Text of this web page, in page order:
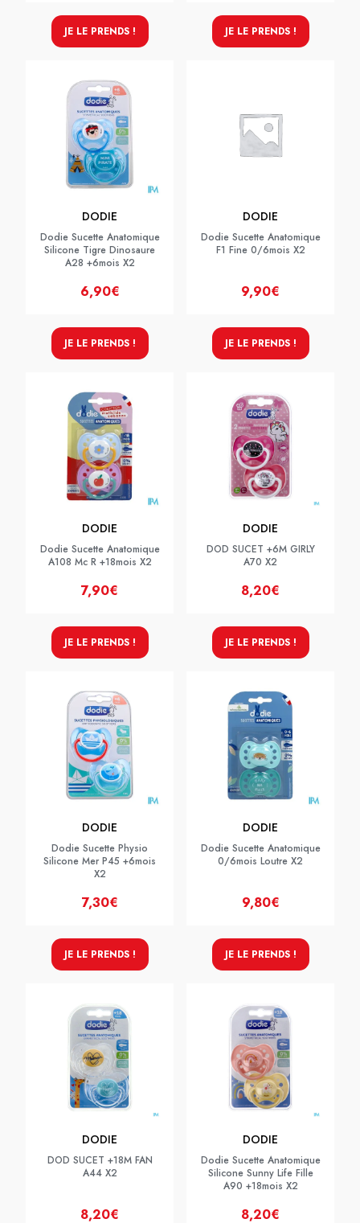
JE LE PRENDS ! JE LE PRENDS !
DODIE
Dodie Sucette Anatomique
Silicone Tigre Dinosaure
A28 +6mois X2
6,90€
JE LE PRENDS !
DODIE
Dodie Sucette Anatomique
F1 Fine 0/6mois X2
9,90€
JE LE PRENDS !
DODIE
Dodie Sucette Anatomique
A108 Mc R +18mois X2
7,90€
JE LE PRENDS !
DODIE
DOD SUCET +6M GIRLY
A70 X2
8,20€
JE LE PRENDS !
DODIE
Dodie Sucette Physio
Silicone Mer P45 +6mois
X2
7,30€
JE LE PRENDS !
DODIE
Dodie Sucette Anatomique
0/6mois Loutre X2
9,80€
JE LE PRENDS !
DODIE
DOD SUCET +18M FAN
A44 X2
8,20€
DODIE
Dodie Sucette Anatomique
Silicone Sunny Life Fille
A90 +18mois X2
8,20€